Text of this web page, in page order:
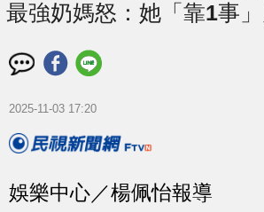
最強奶媽怒：她「靠1事
2025-11-03 17:20
娛樂中心／楊佩怡報導